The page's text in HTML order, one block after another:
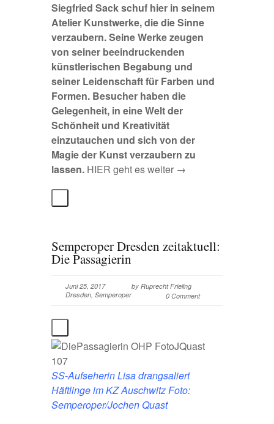
Siegfried Sack schuf hier in seinem
Atelier Kunstwerke, die die Sinne
verzaubern. Seine Werke zeugen
von seiner beeindruckenden
künstlerischen Begabung und
seiner Leidenschaft für Farben und
Formen. Besucher haben die
Gelegenheit, in eine Welt der
Schönheit und Kreativität
einzutauchen und sich von der
Magie der Kunst verzaubern zu
lassen. HIER geht es weiter →
Semperoper Dresden zeitaktuell:
Die Passagierin
Juni 25, 2017 by Ruprecht Frieling
Dresden, Semperoper 0 Comment
SS-Aufseherin Lisa drangsaliert
Häftlinge im KZ Auschwitz Foto:
Semperoper/Jochen Quast